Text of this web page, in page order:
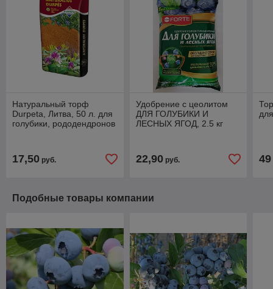
Натуральный торф
Durpeta, Литва, 50 л. для
голубики, рододендронов
17,50 руб.
Удобрение с цеолитом
ДЛЯ ГОЛУБИКИ И
ЛЕСНЫХ ЯГОД, 2.5 кг
22,90руб. 49
Подобные товары компании